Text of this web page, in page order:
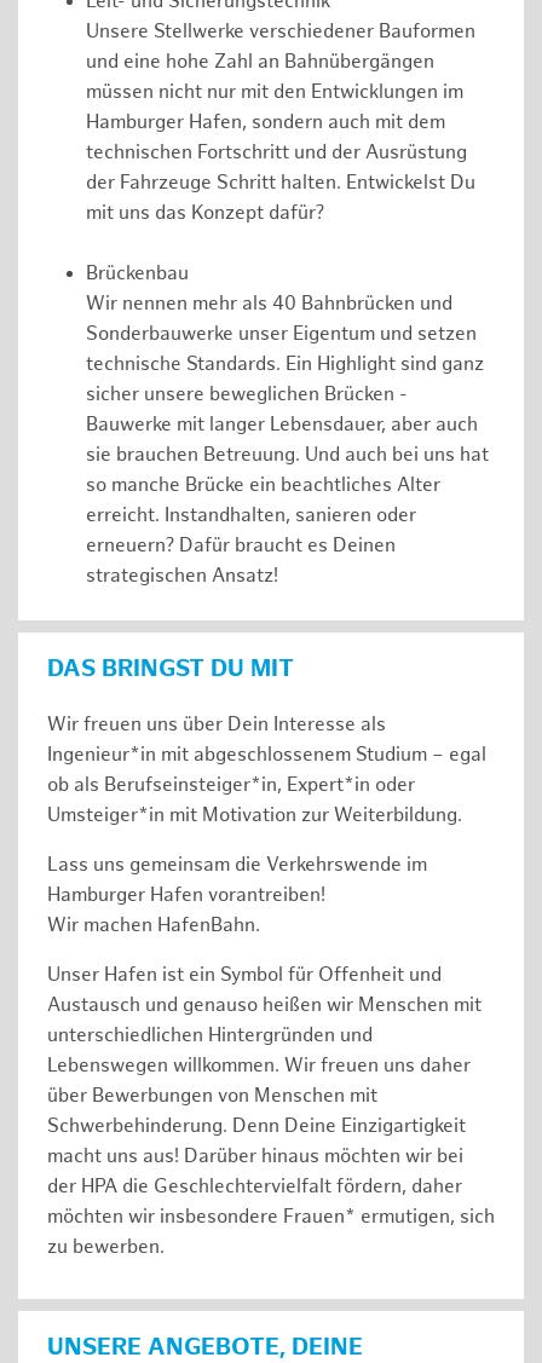
Unsere Stellwerke verschiedener Bauformen
und eine hohe Zahl an Bahnübergängen
müssen nicht nur mit den Entwicklungen im
Hamburger Hafen, sondern auch mit dem
technischen Fortschritt und der Ausrüstung
der Fahrzeuge Schritt halten. Entwickelst Du
mit uns das Konzept dafür?
Brückenbau
Wir nennen mehr als 40 Bahnbrücken und
Sonderbauwerke unser Eigentum und setzen
technische Standards. Ein Highlight sind ganz
sicher unsere beweglichen Brücken -
Bauwerke mit langer Lebensdauer, aber auch
sie brauchen Betreuung. Und auch bei uns hat
so manche Brücke ein beachtliches Alter
erreicht. Instandhalten, sanieren oder
erneuern? Dafür braucht es Deinen
strategischen Ansatz!
DAS BRINGST DU MIT
Wir freuen uns über Dein Interesse als
Ingenieur*in mit abgeschlossenem Studium – egal
ob als Berufseinsteiger*in, Expert*in oder
Umsteiger*in mit Motivation zur Weiterbildung.
Lass uns gemeinsam die Verkehrswende im
Hamburger Hafen vorantreiben!
Wir machen HafenBahn.
Unser Hafen ist ein Symbol für Offenheit und
Austausch und genauso heißen wir Menschen mit
unterschiedlichen Hintergründen und
Lebenswegen willkommen. Wir freuen uns daher
über Bewerbungen von Menschen mit
Schwerbehinderung. Denn Deine Einzigartigkeit
macht uns aus! Darüber hinaus möchten wir bei
der HPA die Geschlechtervielfalt fördern, daher
möchten wir insbesondere Frauen* ermutigen, sich
zu bewerben.
UNSERE ANGEBOTE, DEINE